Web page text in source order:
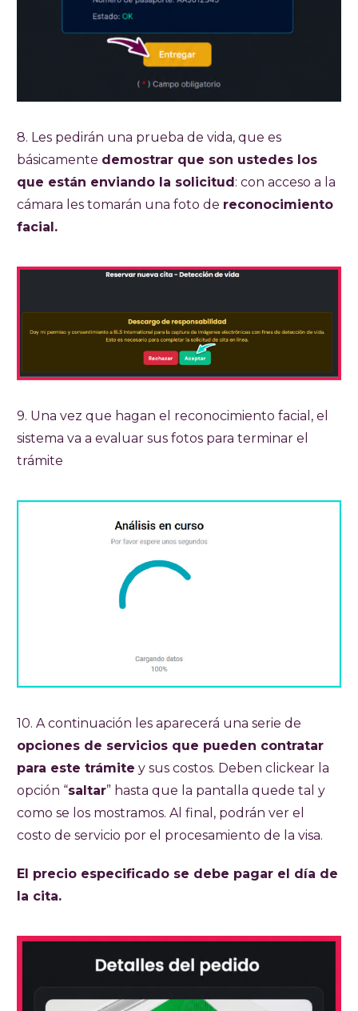
8. Les pedirán una prueba de vida, que es
básicamente demostrar que son ustedes los
que están enviando la solicitud : con acceso a la
cámara les tomarán una foto de reconocimiento
facial.
9. Una vez que hagan el reconocimiento facial, el
sistema va a evaluar sus fotos para terminar el
trámite
10. A continuación les aparecerá una serie de
opciones de servicios que pueden contratar
para este trámite y sus costos. Deben clickear la
opción “saltar” hasta que la pantalla quede tal y
como se los mostramos. Al final, podrán ver el
costo de servicio por el procesamiento de la visa.
El precio especificado se debe pagar el día de
la cita.